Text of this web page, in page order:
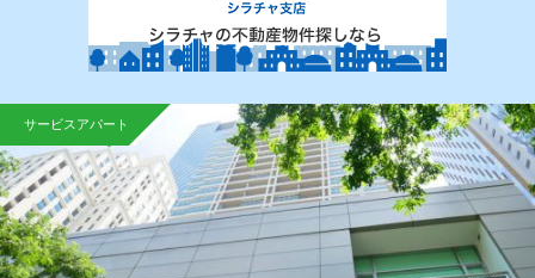
サービスアパート